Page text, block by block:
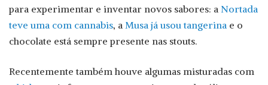
para experimentar e inventar novos sabores: a Nortada
teve uma com cannabis, a Musa já usou tangerina e o
chocolate está sempre presente nas stouts.
Recentemente também houve algumas misturadas com